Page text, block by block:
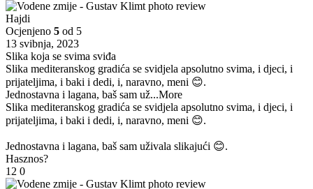
Hajdi
Ocjenjeno 5 od 5
13 svibnja, 2023
Slika koja se svima sviđa
Slika mediteranskog gradića se svidjela apsolutno svima, i djeci, i
prijateljima, i baki i dedi, i, naravno, meni 😊.
Jednostavna i lagana, baš sam už...More
Slika mediteranskog gradića se svidjela apsolutno svima, i djeci, i
prijateljima, i baki i dedi, i, naravno, meni 😊.
Jednostavna i lagana, baš sam uživala slikajući 😊.
Hasznos?
12 0